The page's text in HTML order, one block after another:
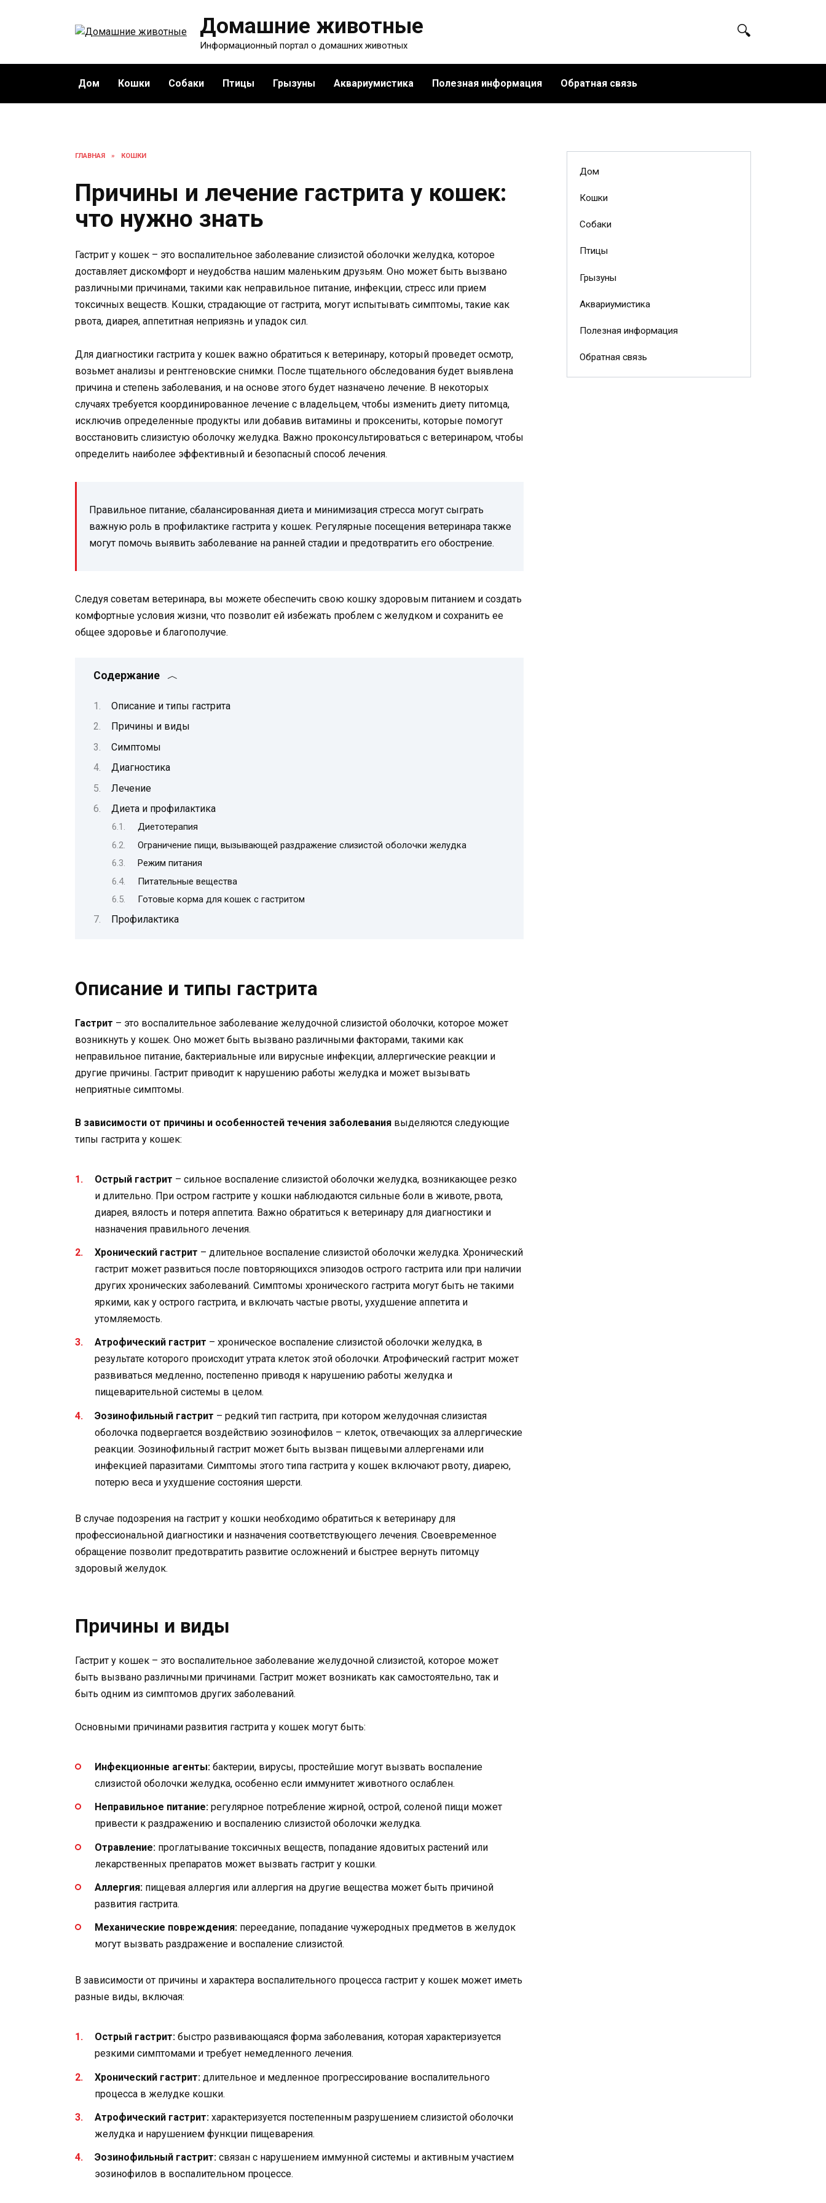
Домашние животные
Информационный портал о домашних животных
Дом Кошки Собаки Птицы Грызуны Аквариумистика Полезная информация Обратная связь
ГЛАВНАЯ » КОШКИ
Причины и лечение гастрита у кошек:
что нужно знать
Гастрит у кошек – это воспалительное заболевание слизистой оболочки желудка, которое
доставляет дискомфорт и неудобства нашим маленьким друзьям. Оно может быть вызвано
различными причинами, такими как неправильное питание, инфекции, стресс или прием
токсичных веществ. Кошки, страдающие от гастрита, могут испытывать симптомы, такие как
рвота, диарея, аппетитная неприязнь и упадок сил.
Для диагностики гастрита у кошек важно обратиться к ветеринару, который проведет осмотр,
возьмет анализы и рентгеновские снимки. После тщательного обследования будет выявлена
причина и степень заболевания, и на основе этого будет назначено лечение. В некоторых
случаях требуется координированное лечение с владельцем, чтобы изменить диету питомца,
исключив определенные продукты или добавив витамины и проксениты, которые помогут
восстановить слизистую оболочку желудка. Важно проконсультироваться с ветеринаром, чтобы
определить наиболее эффективный и безопасный способ лечения.
Правильное питание, сбалансированная диета и минимизация стресса могут сыграть
важную роль в профилактике гастрита у кошек. Регулярные посещения ветеринара также
могут помочь выявить заболевание на ранней стадии и предотвратить его обострение.
Следуя советам ветеринара, вы можете обеспечить свою кошку здоровым питанием и создать
комфортные условия жизни, что позволит ей избежать проблем с желудком и сохранить ее
общее здоровье и благополучие.
Содержание
Описание и типы гастрита
Причины и виды
Симптомы
Диагностика
Лечение
Диета и профилактика
Диетотерапия
Ограничение пищи, вызывающей раздражение слизистой оболочки желудка
Режим питания
Питательные вещества
Готовые корма для кошек с гастритом
Профилактика
Описание и типы гастрита
Гастрит – это воспалительное заболевание желудочной слизистой оболочки, которое может
возникнуть у кошек. Оно может быть вызвано различными факторами, такими как
неправильное питание, бактериальные или вирусные инфекции, аллергические реакции и
другие причины. Гастрит приводит к нарушению работы желудка и может вызывать
неприятные симптомы.
В зависимости от причины и особенностей течения заболевания выделяются следующие
типы гастрита у кошек:
Острый гастрит – сильное воспаление слизистой оболочки желудка, возникающее резко
и длительно. При остром гастрите у кошки наблюдаются сильные боли в животе, рвота,
диарея, вялость и потеря аппетита. Важно обратиться к ветеринару для диагностики и
назначения правильного лечения.
Хронический гастрит – длительное воспаление слизистой оболочки желудка. Хронический
гастрит может развиться после повторяющихся эпизодов острого гастрита или при наличии
других хронических заболеваний. Симптомы хронического гастрита могут быть не такими
яркими, как у острого гастрита, и включать частые рвоты, ухудшение аппетита и
утомляемость.
Атрофический гастрит – хроническое воспаление слизистой оболочки желудка, в
результате которого происходит утрата клеток этой оболочки. Атрофический гастрит может
развиваться медленно, постепенно приводя к нарушению работы желудка и
пищеварительной системы в целом.
Эозинофильный гастрит – редкий тип гастрита, при котором желудочная слизистая
оболочка подвергается воздействию эозинофилов – клеток, отвечающих за аллергические
реакции. Эозинофильный гастрит может быть вызван пищевыми аллергенами или
инфекцией паразитами. Симптомы этого типа гастрита у кошек включают рвоту, диарею,
потерю веса и ухудшение состояния шерсти.
В случае подозрения на гастрит у кошки необходимо обратиться к ветеринару для
профессиональной диагностики и назначения соответствующего лечения. Своевременное
обращение позволит предотвратить развитие осложнений и быстрее вернуть питомцу
здоровый желудок.
Причины и виды
Гастрит у кошек – это воспалительное заболевание желудочной слизистой, которое может
быть вызвано различными причинами. Гастрит может возникать как самостоятельно, так и
быть одним из симптомов других заболеваний.
Основными причинами развития гастрита у кошек могут быть:
Инфекционные агенты: бактерии, вирусы, простейшие могут вызвать воспаление
слизистой оболочки желудка, особенно если иммунитет животного ослаблен.
Неправильное питание: регулярное потребление жирной, острой, соленой пищи может
привести к раздражению и воспалению слизистой оболочки желудка.
Отравление: проглатывание токсичных веществ, попадание ядовитых растений или
лекарственных препаратов может вызвать гастрит у кошки.
Аллергия: пищевая аллергия или аллергия на другие вещества может быть причиной
развития гастрита.
Механические повреждения: переедание, попадание чужеродных предметов в желудок
могут вызвать раздражение и воспаление слизистой.
В зависимости от причины и характера воспалительного процесса гастрит у кошек может иметь
разные виды, включая:
Острый гастрит: быстро развивающаяся форма заболевания, которая характеризуется
резкими симптомами и требует немедленного лечения.
Хронический гастрит: длительное и медленное прогрессирование воспалительного
процесса в желудке кошки.
Атрофический гастрит: характеризуется постепенным разрушением слизистой оболочки
желудка и нарушением функции пищеварения.
Эозинофильный гастрит: связан с нарушением иммунной системы и активным участием
эозинофилов в воспалительном процессе.
Дом
Кошки
Собаки
Птицы
Грызуны
Аквариумистика
Полезная информация
Обратная связь